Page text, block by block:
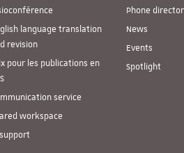
language translation
revision
pour les publications en
service
workspace
Phone
News
Events
Spotlight